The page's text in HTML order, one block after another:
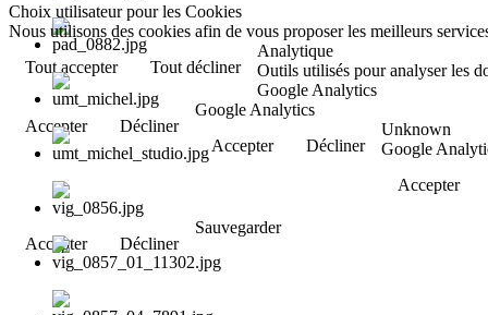
Choix utilisateur pour les Cookies
Nous utilisons des cookies afin de vous proposer les meilleurs
Tout accepter
Tout décliner
Analytique
Outils utilisés pour analyser les
Google Analytics
Accepter
Décliner
Google Analytics
Accepter
Décliner
Unknown
Google
Accepter
Accepter
Décliner
Sauvegarder